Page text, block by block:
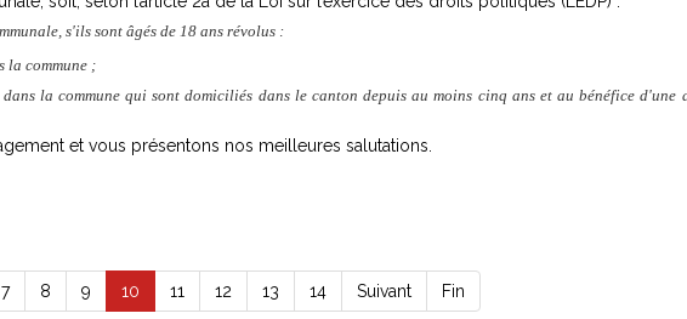
s'ils sont âgés de 18 ans révolus :
la commune ;
la commune qui sont domiciliés dans le canton depuis au moins cinq ans et au bénéfice d'une
et vous présentons nos meilleures salutations.
7 8 9 10 11 12 13 14 Suivant Fin